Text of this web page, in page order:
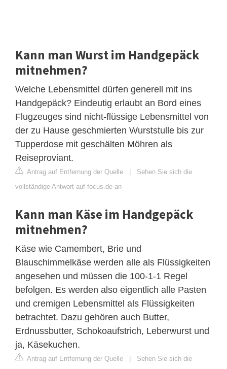
Kann man Wurst im Handgepäck
mitnehmen?
Welche Lebensmittel dürfen generell mit ins
Handgepäck? Eindeutig erlaubt an Bord eines
Flugzeuges sind nicht-flüssige Lebensmittel von
der zu Hause geschmierten Wurststulle bis zur
Tupperdose mit geschälten Möhren als
Reiseproviant.
Antrag auf Entfernung der Quelle
Sehen Sie sich die
vollständige Antwort auf focus.de an
Kann man Käse im Handgepäck
mitnehmen?
Käse wie Camembert, Brie und
Blauschimmelkäse werden alle als Flüssigkeiten
angesehen und müssen die 100-1-1 Regel
befolgen. Es werden also eigentlich alle Pasten
und cremigen Lebensmittel als Flüssigkeiten
betrachtet. Dazu gehören auch Butter,
Erdnussbutter, Schokoaufstrich, Leberwurst und
ja, Käsekuchen.
Antrag auf Entfernung der Quelle
Sehen Sie sich die